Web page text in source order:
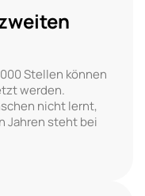
Stellen können
werden.
nicht lernt,
Jahren steht bei